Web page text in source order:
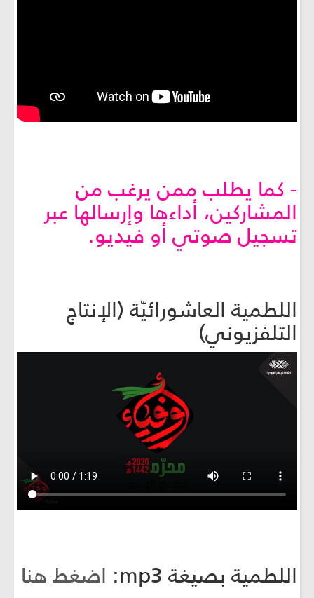
- كما يطلب ممن يرغب من
المشاركين، أداءها وإرسالها عبر
تسجيل صوتي أو فيديو.
اللطمية العاشورائيّة (الإنتاج
التلفزيوني)
اللطمية بصيغة mp3:
اضغط هنا